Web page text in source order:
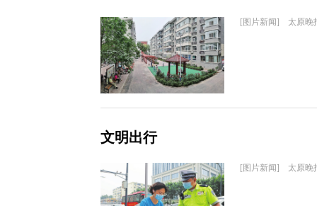
[图片新闻] 太原晚
文明出行
[图片新闻] 太原晚